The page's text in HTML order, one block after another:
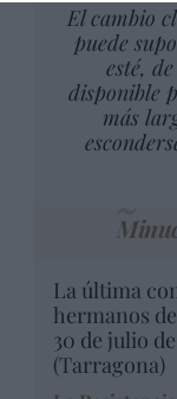
El cambio
puede
esté,
disponible
más
La última
hermanos
30 de julio
(Tarragona)